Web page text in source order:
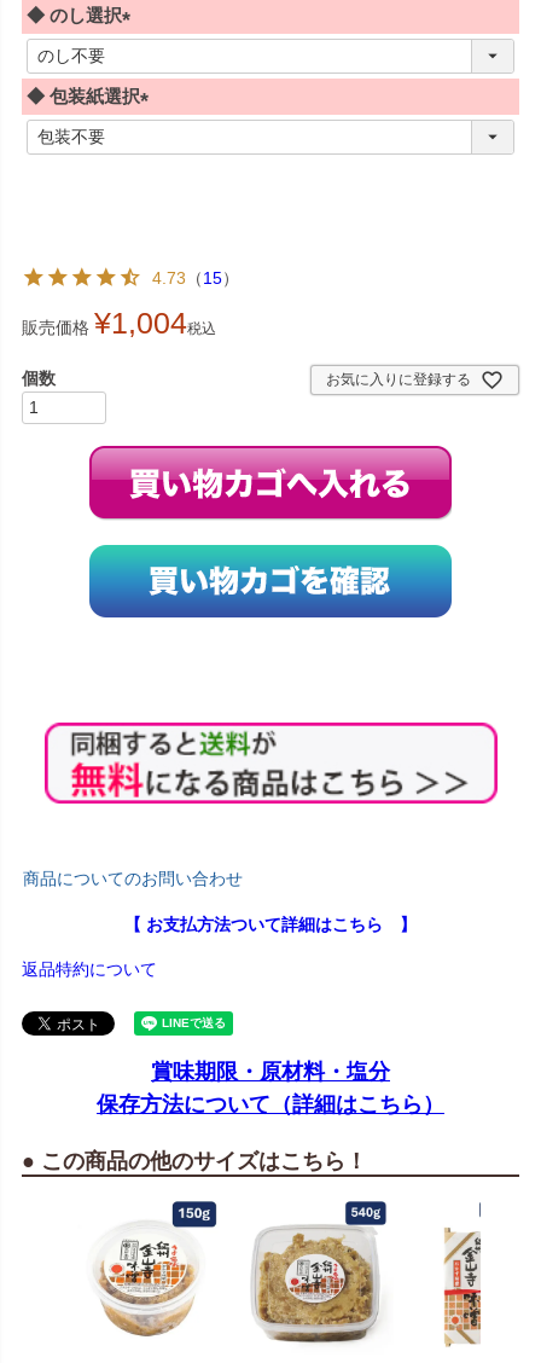
◆ のし選択
必
須
◆ 包装紙選択
必
4.73 （15）
販売価格 ¥1,004税込
お気に入りに登録する
商品についてのお問い合わせ
【 お支払方法ついて詳細はこちら 】
返品特約について
賞味期限・原材料・塩分
保存方法について（詳細はこちら）
● この商品の他のサイズはこちら！